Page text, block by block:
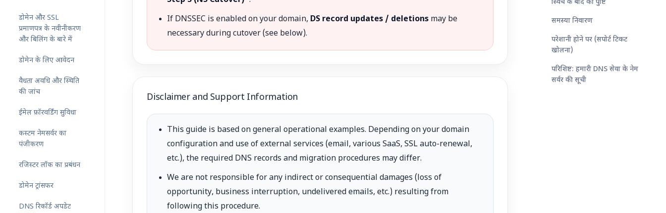
डोमेन और SSL
प्रमाणपत्र के नवीनीकरण
और बिलिंग के बारे में
डोमेन के लिए आवेदन
वैधता अवधि और स्थिति
की जांच
ईमेल फ़ॉरवर्डिंग सुविधा
कस्टम नेमसर्वर का
पंजीकरण
रजिस्टर लॉक का प्रबंधन
डोमेन ट्रांसफर
DNS रिकॉर्ड अपडेट
If DNSSEC is enabled on your domain, DS record updates / deletionsmay be
necessary during cutover (see below).
Disclaimer and Support Information
This guide is based on general operational examples. Depending on your domain
configuration and use of external services (email, various SaaS, SSL auto-renewal,
etc.), the required DNS records and migration procedures may differ.
We are not responsible for any indirect or consequential damages (loss of
opportunity, business interruption, undelivered emails, etc.) resulting from
following this procedure.
स्विच के बाद की पुष्टि
समस्या निवारण
परेशानी होने पर (सपोर्ट टिकट
खोलना)
परिशिष्ट: हमारी DNS सेवा के नेम
सर्वर की सूची